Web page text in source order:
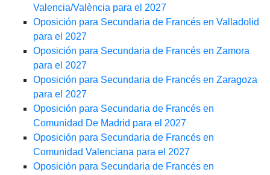
Valencia/València para el 2027
Oposición para Secundaria de Francés en Valladolid
para el 2027
Oposición para Secundaria de Francés en Zamora
para el 2027
Oposición para Secundaria de Francés en Zaragoza
para el 2027
Oposición para Secundaria de Francés en
Comunidad De Madrid para el 2027
Oposición para Secundaria de Francés en
Comunidad Valenciana para el 2027
Oposición para Secundaria de Francés en